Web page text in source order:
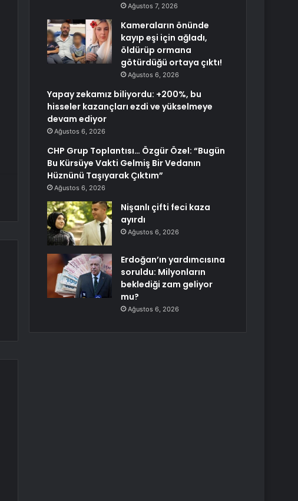
Ağustos 7, 2026
Kameraların önünde
kayıp eşi için ağladı,
öldürüp ormana
götürdüğü ortaya çıktı!
Ağustos 6, 2026
Yapay zekamız biliyordu: +200%, bu
hisseler kazançları ezdi ve yükselmeye
devam ediyor
Ağustos 6, 2026
CHP Grup Toplantısı… Özgür Özel: “Bugün
Bu Kürsüye Vakti Gelmiş Bir Vedanın
Hüznünü Taşıyarak Çıktım”
Ağustos 6, 2026
Nişanlı çifti feci kaza
ayırdı
Ağustos 6, 2026
Erdoğan’ın yardımcısına
soruldu: Milyonların
beklediği zam geliyor
mu?
Ağustos 6, 2026